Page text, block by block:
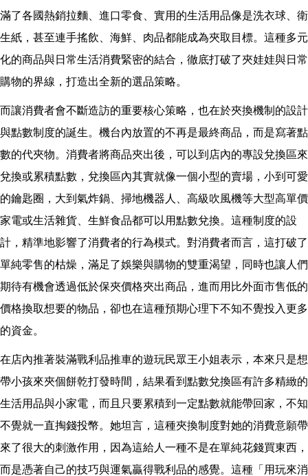
滿了各國熱銷拉麵、進口零食、實用的生活用品像是洗衣球、衛
生紙，甚至連手搖飲、海鮮、肉品都能成為夾取目標。這種多元
化的商品與日常生活消費緊密的結合，徹底打破了夾娃娃與日常
購物的界線，打造出全新的選品策略。
而讓消費者會不斷造訪的重要核心策略，也在於夾換機制的設計
與點數制度的誕生。機台內放置的不再是最終商品，而是寫著點
數的代夾物。消費者將商品夾出後，可以到店內的專設兌換區來
兌換或累積點數，兌換區內其實就像一個小型的賣場，小到可愛
的鑰匙圈，大到氣炸鍋、掃地機器人、高級吹風機等大型高單價
家電或生活雜貨、生鮮食品都可以用點數兌換。這種制度的設
計，精準地影響了消費者的行為模式。對消費者而言，這打破了
單純零售的枯燥，滿足了娛樂與購物的雙重渴望，同時也讓人們
期待有機會透過低於保夾價格夾出商品，進而用比外面市售低的
價格換取想要的物品，卻也在這種預期心理下不知不覺投入更多
的資金。
在店內推著裝滿戰利品推車的遊玩民眾王小姐表示，本來只是想
帶小孩來夾個餅乾打發時間，結果看到點數兌換區有許多精緻的
生活用品與小家電，而且只要累積到一定點數就能帶回家，不知
不覺就一直掏錢投幣。她坦言，這種夾換制度對她的消費意願帶
來了很大的刺激作用，因為這給人一種不是在單純花錢買東西，
而是憑著自己的技巧與運氣贏得戰利品的感覺。這種「用玩來消